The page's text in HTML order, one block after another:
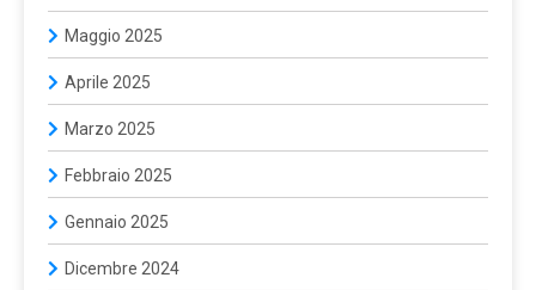
Maggio 2025
Aprile 2025
Marzo 2025
Febbraio 2025
Gennaio 2025
Dicembre 2024